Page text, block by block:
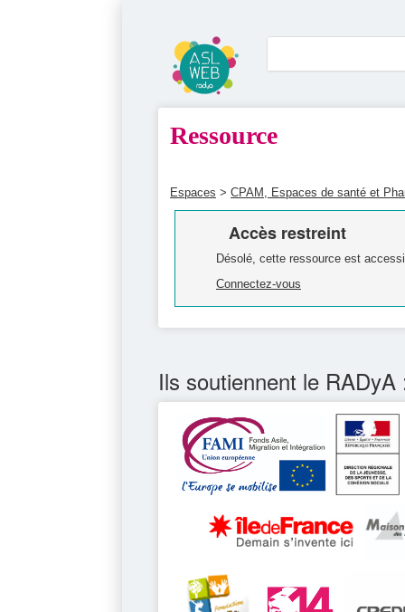
Ressource
Espaces > CPAM, Espaces de santé et
Accès restreint
Désolé, cette ressource est
Connectez-vous
Ils soutiennent le RADyA